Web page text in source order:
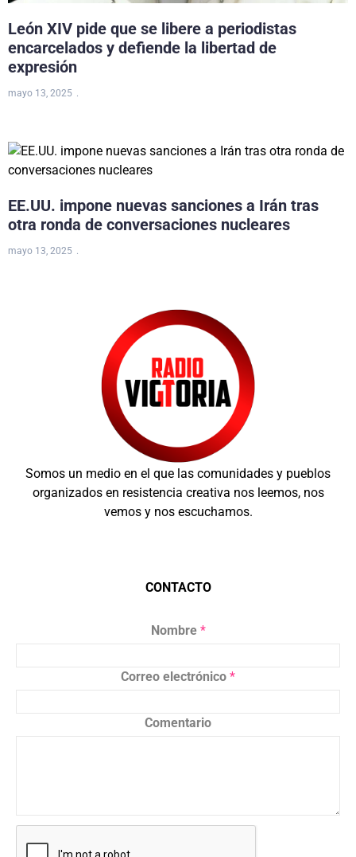
León XIV pide que se libere a periodistas
encarcelados y defiende la libertad de
expresión
mayo 13, 2025
EE.UU. impone nuevas sanciones a Irán tras
otra ronda de conversaciones nucleares
mayo 13, 2025
Somos un medio en el que las comunidades y pueblos
organizados en resistencia creativa nos leemos, nos
vemos y nos escuchamos.
CONTACTO
Nombre *
Correo electrónico *
Comentario